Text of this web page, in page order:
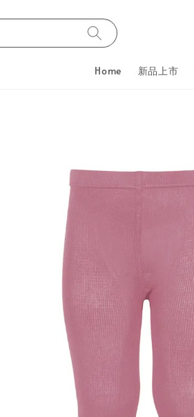
Home 新品上市